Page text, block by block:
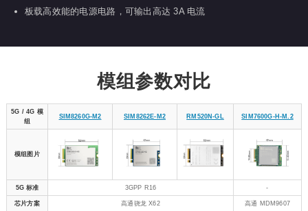
板载高效能的电源电路，可输出高达 3A 电流
模组参数对比
5G / 4G 模
组
SIM8260G-M2 SIM8262E-M2 RM520N-GL SIM7600G-H-M.2
模组图片
5G 标准 3GPP R16 -
芯片方案 高通骁龙 X62 高通 MDM9607